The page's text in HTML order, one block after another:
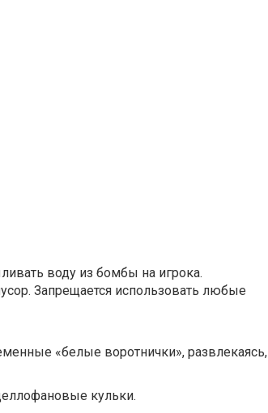
воду из бомбы на игрока.
Запрещается использовать любые
«белые воротнички», развлекаясь,
кульки.